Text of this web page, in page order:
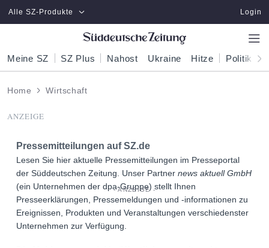
Zum Hauptinhalt springen
Alle SZ-Produkte Login
Meine SZ SZ Plus Nahost Ukraine Hitze Politik
Home Wirtschaft
ANZEIGE
Pressemitteilungen aufSZ.de
Lesen Sie hier aktuelle Pressemitteilungen im Presseportal
der Süddeutschen Zeitung. Unser Partner news aktuell GmbH
(ein Unternehmen der dpa-Gruppe) stellt Ihnen
Presseerklärungen, Pressemeldungen und -informationen zu
Ereignissen, Produkten und Veranstaltungen verschiedenster
Unternehmen zur Verfügung.